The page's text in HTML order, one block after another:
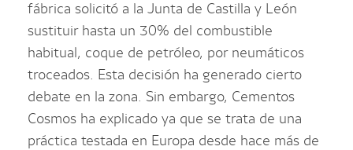
fábrica solicitó a la Junta de Castilla y León
sustituir hasta un 30% del combustible
habitual, coque de petróleo, por neumáticos
troceados. Esta decisión ha generado cierto
debate en la zona. Sin embargo, Cementos
Cosmos ha explicado ya que se trata de una
práctica testada en Europa desde hace más de